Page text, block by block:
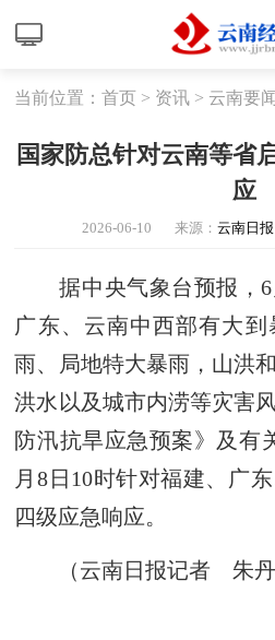
当前位置：首页 > 资讯 > 云南要闻
国家防总针对云南等省
应
2026-06-10 来源： 云南日报
据中央气象台预报，6
广东、云南中西部有大
雨、局地特大暴雨，山洪
洪水以及城市内涝等灾害
防汛抗旱应急预案》及有
月8日10时针对福建、广
四级应急响应。
（云南日报记者 朱